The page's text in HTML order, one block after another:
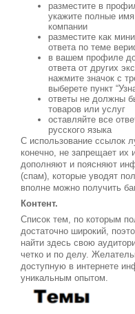
разместите в
укажите полные
компании
разместите как
ответа по теме
в вашем профиле
ответа от других
нажмите значок с
выберете пункт
ответы не должны
товаров или услуг
оставляйте все
русского языка
С использование ссылок
конечно, не запрещает их
дополняют и поясняют
(спам), которые уводят
вполне можно получить
Контент.
Список тем, по которым
достаточно широкий,
найти здесь свою
четко и по делу.
доступную в интернете
уникальным опытом.